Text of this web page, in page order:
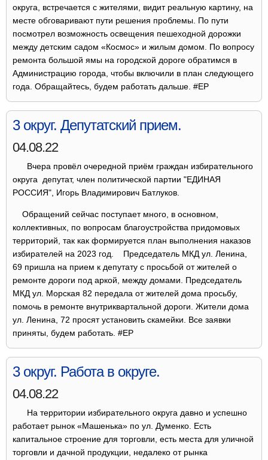
округа, встречается с жителями, видит реальную картину, на
месте обговаривают пути решения проблемы. По пути
посмотрел возможность освещения пешеходной дорожки
между детским садом «Космос» и жилым домом. По вопросу
ремонта большой ямы на городской дороге обратимся в
Администрацию города, чтобы включили в план следующего
года. Обращайтесь, будем работать дальше. #ЕР
3 округ. Депутатский прием.
04.08.22
Вчера провёл очередной приём граждан избирательного
округа депутат, член политической партии "ЕДИНАЯ
РОССИЯ", Игорь Владимирович Батлуков.
Обращений сейчас поступает много, в основном,
коллективных, по вопросам благоустройства придомовых
территорий, так как формируется план выполнения наказов
избирателей на 2023 год. Председатель МКД ул. Ленина,
69 пришла на прием к депутату с просьбой от жителей о
ремонте дороги под аркой, между домами. Председатель
МКД ул. Морская 82 передала от жителей дома просьбу,
помочь в ремонте внутриквартальной дороги. Жители дома
ул. Ленина, 72 просят установить скамейки. Все заявки
приняты, будем работать. #ЕР
3 округ. Работа в округе.
04.08.22
На территории избирательного округа давно и успешно
работает рынок «Машенька» по ул. Думенко. Есть
капитальное строение для торговли, есть места для уличной
торговли и дачной продукции, недалеко от рынка